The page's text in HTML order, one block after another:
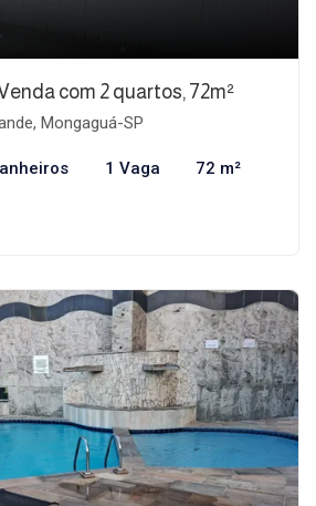
com 2 quartos, 72m²
Mongaguá-SP
1 Vaga 72 m²